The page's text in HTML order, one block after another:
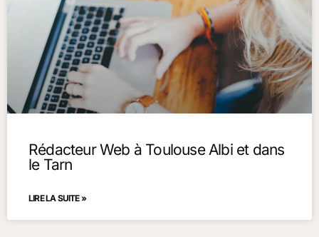
Rédacteur Web à Toulouse Albi et dans
le Tarn
LIRE LA SUITE »